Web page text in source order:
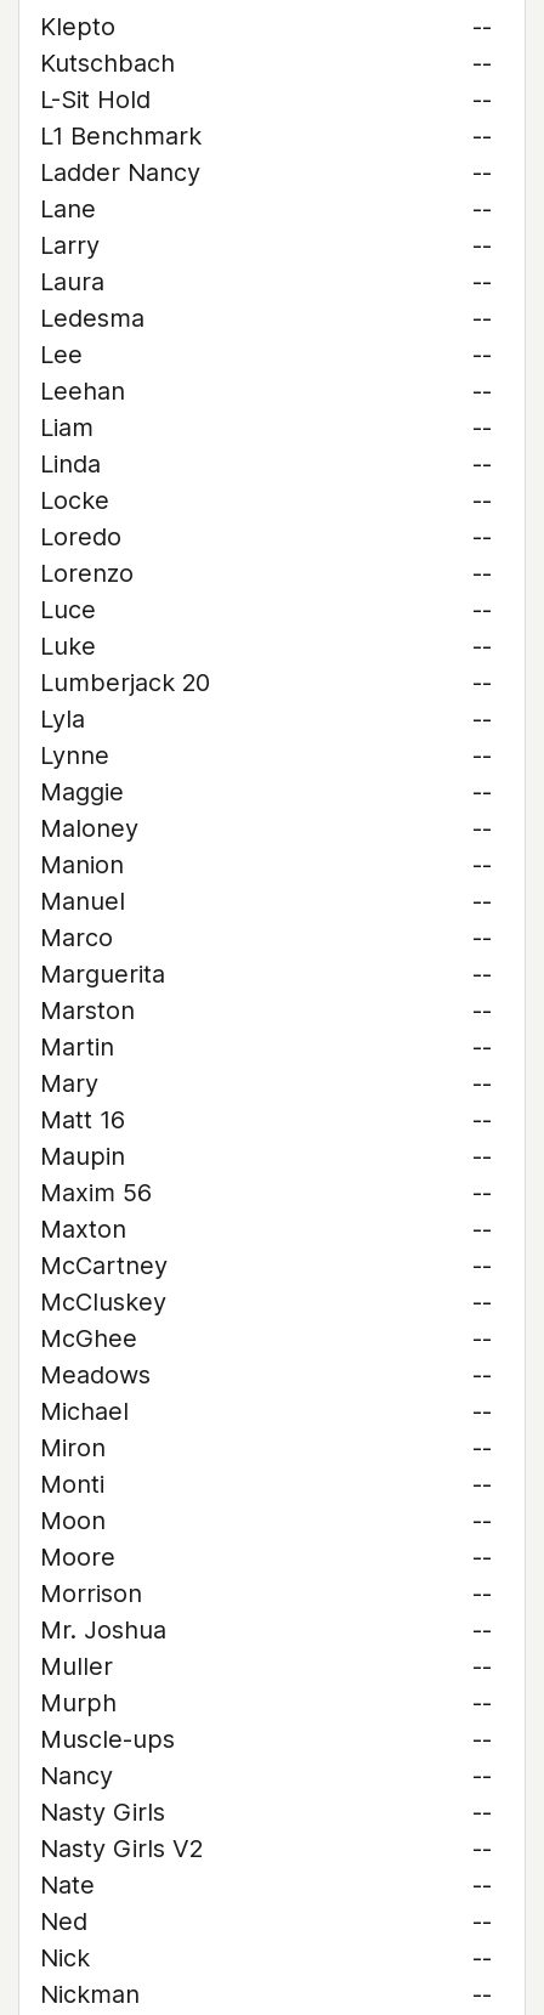
Klepto
--
Kutschbach
--
L-Sit Hold
--
L1 Benchmark
--
Ladder Nancy
--
Lane
--
Larry
--
Laura
--
Ledesma
--
Lee
--
Leehan
--
Liam
--
Linda
--
Locke
--
Loredo
--
Lorenzo
--
Luce
--
Luke
--
Lumberjack 20
--
Lyla
--
Lynne
--
Maggie
--
Maloney
--
Manion
--
Manuel
--
Marco
--
Marguerita
--
Marston
--
Martin
--
Mary
--
Matt 16
--
Maupin
--
Maxim 56
--
Maxton
--
McCartney
--
McCluskey
--
McGhee
--
Meadows
--
Michael
--
Miron
--
Monti
--
Moon
--
Moore
--
Morrison
--
Mr. Joshua
--
Muller
--
Murph
--
Muscle-ups
--
Nancy
--
Nasty Girls
--
Nasty Girls V2
--
Nate
--
Ned
--
Nick
--
Nickman
--